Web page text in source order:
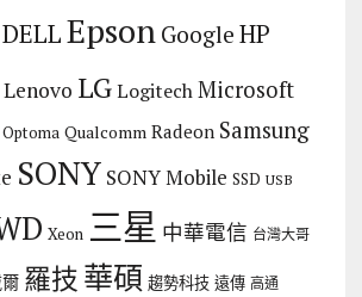
DELLEpson Google HP
Lenovo LG Logitech Microsoft
Optoma Qualcomm Radeon Samsung
SONY SONY Mobile SSD USB
Xeon 三星 中華電信 台灣大哥
羅技華碩 趨勢科技 遠傳 高通